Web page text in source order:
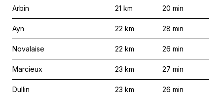
Arbin 21 km 20 min
Ayn 22 km 28 min
Novalaise 22 km 26 min
Marcieux 23 km 27 min
Dullin 23 km 26 min